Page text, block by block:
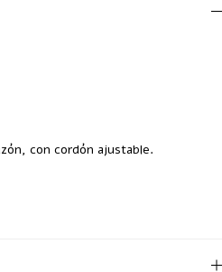
con cordón ajustable.